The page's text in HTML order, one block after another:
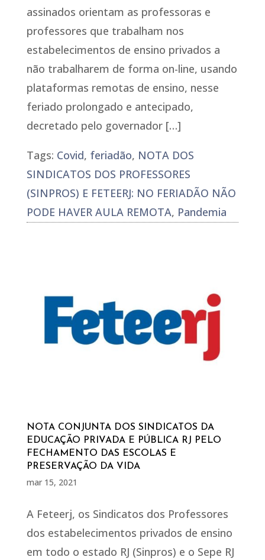
assinados orientam as professoras e
professores que trabalham nos
estabelecimentos de ensino privados a
não trabalharem de forma on-line, usando
plataformas remotas de ensino, nesse
feriado prolongado e antecipado,
decretado pelo governador […]
Tags: Covid, feriadão, NOTA DOS
SINDICATOS DOS PROFESSORES
(SINPROS) E FETEERJ: NO FERIADÃO NÃO
PODE HAVER AULA REMOTA, Pandemia
NOTA CONJUNTA DOS SINDICATOS DA
EDUCAÇÃO PRIVADA E PÚBLICA RJ PELO
FECHAMENTO DAS ESCOLAS E
PRESERVAÇÃO DA VIDA
mar 15, 2021
A Feteerj, os Sindicatos dos Professores
dos estabelecimentos privados de ensino
em todo o estado RJ (Sinpros) e o Sepe RJ